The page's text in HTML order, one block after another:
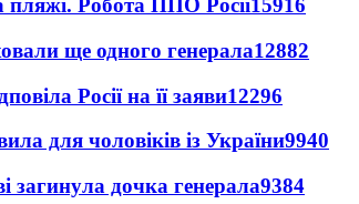
пляжі. Робота ППО Росії15916
ще одного генерала12882
Росії на її заяви12296
для чоловіків із України9940
загинула дочка генерала9384